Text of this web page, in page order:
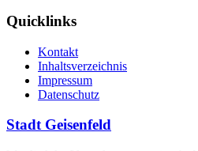
Quicklinks
Kontakt
Inhaltsverzeichnis
Impressum
Datenschutz
Stadt Geisenfeld